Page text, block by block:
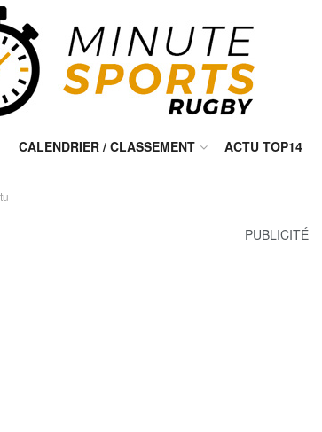
CALENDRIER / CLASSEMENT ACTU TOP14
PUBLICITÉ